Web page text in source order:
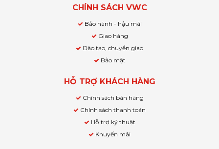
CHÍNH SÁCH VWC
Bảo hành - hậu mãi
Giao hàng
Đào tạo, chuyển giao
Bảo mật
HỖ TRỢ KHÁCH HÀNG
Chính sách bán hàng
Chính sách thanh toán
Hỗ trợ kỹ thuật
Khuyến mãi